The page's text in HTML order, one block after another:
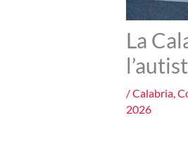
La
/Calabria,
2026